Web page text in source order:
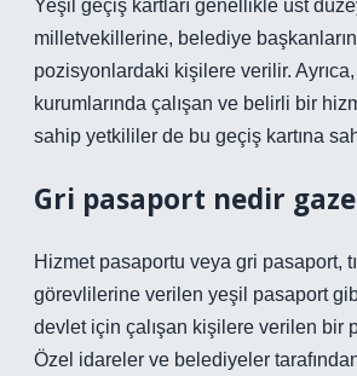
Yeşil geçiş kartları genellikle üst
milletvekillerine, belediye
pozisyonlardaki kişilere verilir.
kurumlarında çalışan ve belirli bir
sahip yetkililer de bu geçiş kartına
Gri pasaport nedir
Hizmet pasaportu veya gri pasaport,
görevlilerine verilen yeşil pasaport
devlet için çalışan kişilere verilen bir
Özel idareler ve belediyeler